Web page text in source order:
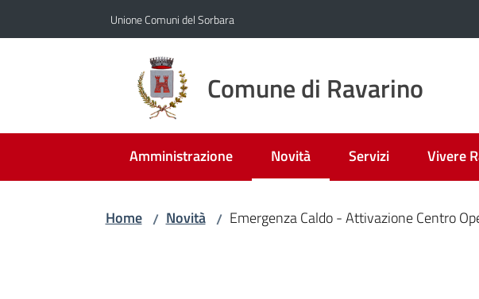
Unione Comuni del Sorbara
Comune di Ravarino
Amministrazione Novità
Menu selezionato
Servizi Vivere
Home / Novità / Emergenza Caldo - Attivazione Centro